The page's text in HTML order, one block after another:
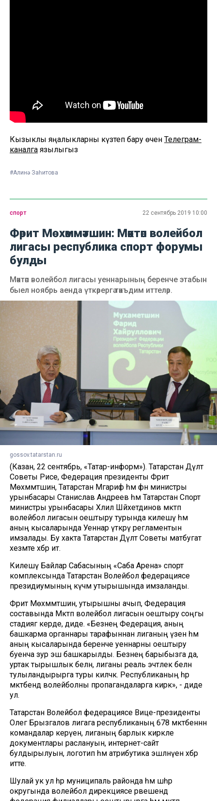
Кызыклы яңалыкларны күзәтеп бару өчен Телеграм-
каналга язылыгыз
#Алинә Заһитова
спорт 22 сентябрь 2019 10:00
Фәрит Мөхәммәтшин: Мәктәп волейбол
лигасы республика спорт форумы
булды
Мәктәп волейбол лигасы уеннарының беренче этабын
быел ноябрь аенда үткәрергә тәкъдим иттеләр.
gossov.tatarstan.ru
(Казан, 22 сентябрь, «Татар-информ»). Татарстан Дәүләт
Советы Рәисе, Федерация президенты Фәрит
Мөхәммәтшин, Татарстан Мәгариф һәм фән министры
урынбасары Станислав Андреев һәм Татарстан Спорт
министры урынбасары Хәлил Шәйхетдинов мәктәп
волейбол лигасын оештыру турында килешү һәм
аның кысаларында Уеннар үткәрү регламентын
имзалады. Бу хакта Татарстан Дәүләт Советы матбугат
хезмәте хәбәр итә.
Килешү Байлар Сабасының «Саба Арена» спорт
комплексында Татарстан Волейбол федерациясе
президиумының күчмә утырышында имзаланды.
Фәрит Мөхәммәтшин, утырышны ачып, Федерация
составында Мәктәп волейбол лигасын оештыру соңгы
стадиягә керде, диде. «Безнең Федерация, аның
башкарма органнары тарафыннан лиганың үзен һәм
аның кысаларында беренче уеннарны оештыру
буенча зур эш башкарылды. Безнең барыбызга да,
уртак тырышлык белән, лиганы реаль эчтәлек белән
тулыландырырга туры киләчәк. Республиканың һәр
мәктәбендә волейболны пропагандаларга кирәк», - диде
ул.
Татарстан Волейбол федерациясе Вице-президенты
Олег Брызгалов лигага республиканың 678 мәктәбеннән
командалар керүен, лиганың барлык кирәкле
документлары раслануын, интернет-сайт
булдырылуын, логотип һәм атрибутика эшләнүен хәбәр
итте.
Шулай ук ул һәр муниципаль районда һәм шәһәр
округында волейбол дирекциясе рәвешендә